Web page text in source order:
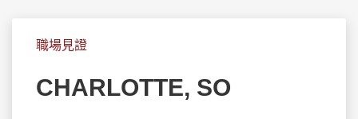
職場見證
CHARLOTTE, SO